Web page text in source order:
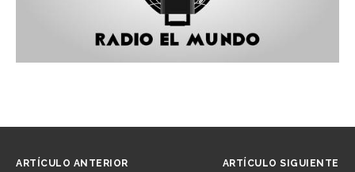
ARTÍCULO ANTERIOR ARTÍCULO SIGUIENTE